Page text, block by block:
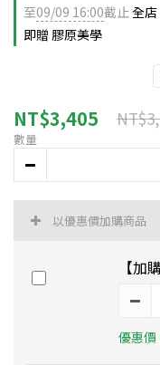
至09/09 16:00截止全
即贈 膠原美學
NT$3,405
數量
以優惠價加購商品
【加
優惠價